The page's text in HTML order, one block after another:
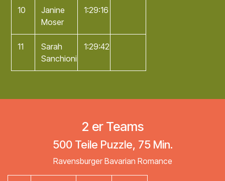
10
Janine
Moser
1:29:16
11
Sarah
Sanchioni
1:29:42
2 er Teams
500 Teile Puzzle, 75 Min.
Ravensburger Bavarian Romance